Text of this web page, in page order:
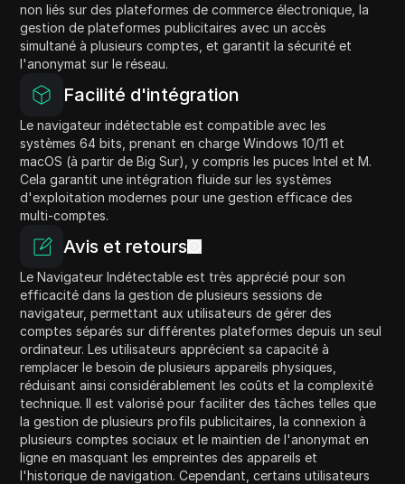
non liés sur des plateformes de commerce électronique, la
gestion de plateformes publicitaires avec un accès
simultané à plusieurs comptes, et garantit la sécurité et
l'anonymat sur le réseau.
Facilité d'intégration
Le navigateur indétectable est compatible avec les
systèmes 64 bits, prenant en charge Windows 10/11 et
macOS (à partir de Big Sur), y compris les puces Intel et M.
Cela garantit une intégration fluide sur les systèmes
d'exploitation modernes pour une gestion efficace des
multi-comptes.
Avis et retours
Le Navigateur Indétectable est très apprécié pour son
efficacité dans la gestion de plusieurs sessions de
navigateur, permettant aux utilisateurs de gérer des
comptes séparés sur différentes plateformes depuis un seul
ordinateur. Les utilisateurs apprécient sa capacité à
remplacer le besoin de plusieurs appareils physiques,
réduisant ainsi considérablement les coûts et la complexité
technique. Il est valorisé pour faciliter des tâches telles que
la gestion de plusieurs profils publicitaires, la connexion à
plusieurs comptes sociaux et le maintien de l'anonymat en
ligne en masquant les empreintes des appareils et
l'historique de navigation. Cependant, certains utilisateurs